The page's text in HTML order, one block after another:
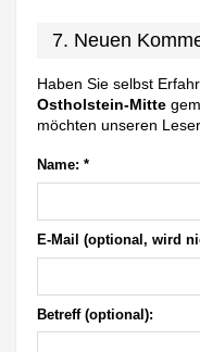
7. Neuen
Haben Sie selbst
Ostholstein-Mitte
möchten unseren
Name: *
E-Mail (optional, wird
Betreff (optional):